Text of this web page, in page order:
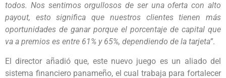
todos. Nos sentimos orgullosos de ser una oferta con alto
payout, esto significa que nuestros clientes tienen más
oportunidades de ganar porque el porcentaje de capital que
va a premios es entre 61% y 65%, dependiendo de la tarjeta”.
El director añadió que, este nuevo juego es un aliado del
sistema financiero panameño, el cual trabaja para fortalecer